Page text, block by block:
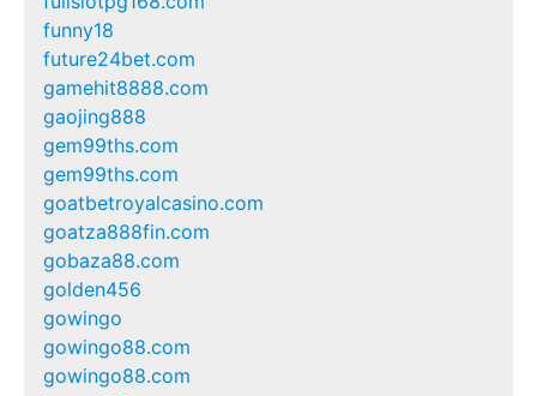
funny18
future24bet.com
gamehit8888.com
gaojing888
gem99ths.com
gem99ths.com
goatbetroyalcasino.com
goatza888fin.com
gobaza88.com
golden456
gowingo
gowingo88.com
gowingo88.com